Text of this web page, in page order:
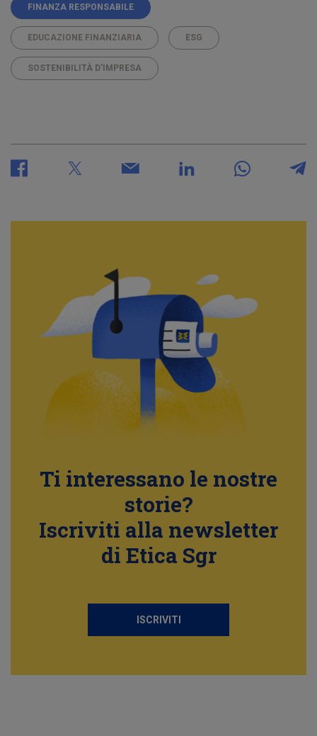
FINANZA RESPONSABILE
EDUCAZIONE FINANZIARIA ESG
SOSTENIBILITÀ D'IMPRESA
Ti interessano le nostre
storie?
Iscriviti alla newsletter
di Etica Sgr
ISCRIVITI